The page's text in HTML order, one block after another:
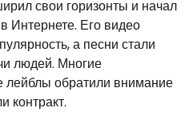
свои горизонты и начал
Интернете. Его видео
а песни стали
людей. Многие
обратили внимание
контракт.